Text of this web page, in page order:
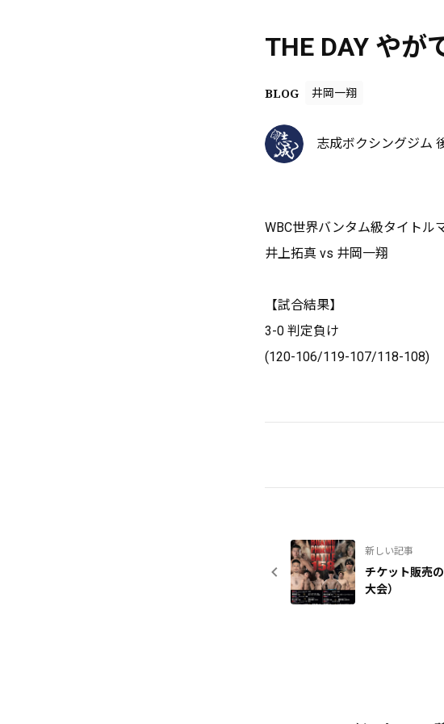
THE DAY やが
BLOG 井岡一翔
志成ボクシングジム
WBC世界バンタム級タイトル
井上拓真 vs 井岡一翔
【試合結果】
3-0 判定負け
(120-106/119-107/118-108)
新しい記事
チケット販売
大会）